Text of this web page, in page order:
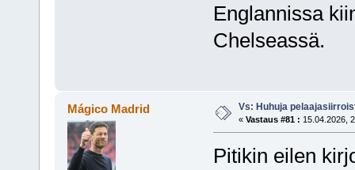
Englannissa
Chelseassä.
Mágico Madrid Vs: Huhuja
« Vastaus #81 : 15.04.2026,
Pitikin eilen